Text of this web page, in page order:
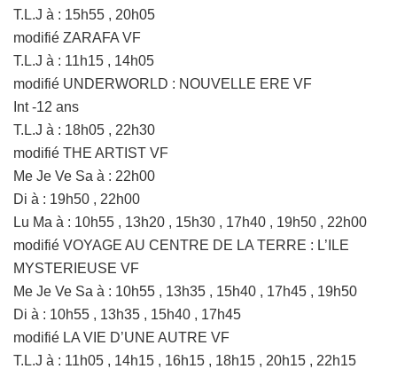
T.L.J à : 15h55 , 20h05
modifié ZARAFA VF
T.L.J à : 11h15 , 14h05
modifié UNDERWORLD : NOUVELLE ERE VF
Int -12 ans
T.L.J à : 18h05 , 22h30
modifié THE ARTIST VF
Me Je Ve Sa à : 22h00
Di à : 19h50 , 22h00
Lu Ma à : 10h55 , 13h20 , 15h30 , 17h40 , 19h50 , 22h00
modifié VOYAGE AU CENTRE DE LA TERRE : L’ILE
MYSTERIEUSE VF
Me Je Ve Sa à : 10h55 , 13h35 , 15h40 , 17h45 , 19h50
Di à : 10h55 , 13h35 , 15h40 , 17h45
modifié LA VIE D’UNE AUTRE VF
T.L.J à : 11h05 , 14h15 , 16h15 , 18h15 , 20h15 , 22h15